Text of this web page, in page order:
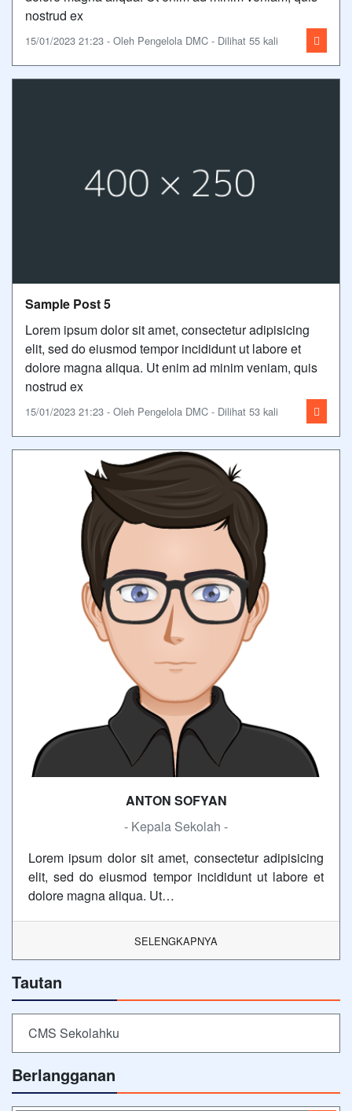
nostrud ex
15/01/2023 21:23 - Oleh Pengelola DMC - Dilihat 55 kali
Sample Post 5
Lorem ipsum dolor sit amet, consectetur adipisicing
elit, sed do eiusmod tempor incididunt ut labore et
dolore magna aliqua. Ut enim ad minim veniam, quis
nostrud ex
15/01/2023 21:23 - Oleh Pengelola DMC - Dilihat 53 kali
ANTON SOFYAN
- Kepala Sekolah -
Lorem ipsum dolor sit amet, consectetur adipisicing
elit, sed do eiusmod tempor incididunt ut labore et
dolore magna aliqua. Ut…
SELENGKAPNYA
Tautan
CMS Sekolahku
Berlangganan